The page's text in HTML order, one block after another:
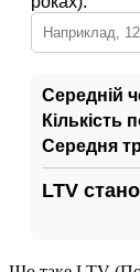
Середній
Кількість
Середня
LTV